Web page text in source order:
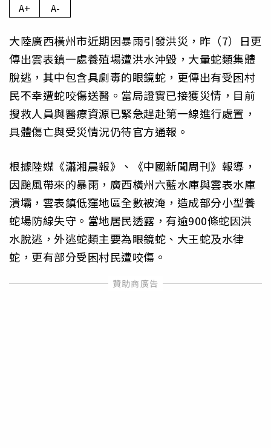
A+ A-
大陸廣西橫州市近期因暴雨引發洪災，昨（7）日更
傳出雲表鎮一處養殖場遭洪水沖毀，大量蛇類集體
脫逃，其中包含具劇毒的眼鏡蛇，更傳出有受困村
民不幸遭蛇咬傷送醫。當局證實已接獲災情，目前
搜救人員與醫療資源已緊急趕赴第一線進行處置，
具體傷亡與受災情況仍待官方通報。
根據陸媒《瀟湘晨報》、《中國新聞周刊》報導，
因颱風帶來的暴雨，廣西橫州六藍水庫與雲表水庫
潰壩，雲表鎮低窪地區全數被淹，造成部分小型養
蛇場防線失守。當地居民透露，有逾900條蛇因洪
水脫逃，外逃蛇類主要為眼鏡蛇、大王蛇及水律
蛇，更有部分受困村民遭咬傷。